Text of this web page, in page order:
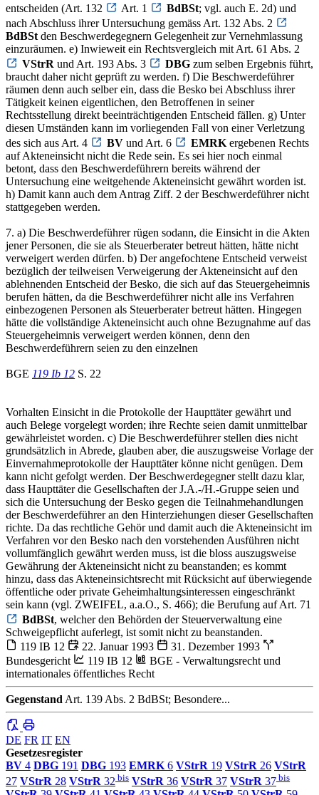
entscheiden (Art. 132
Art. 1 BdBSt; vgl. auch E. 2d) und
nach Abschluss ihrer Untersuchung gemäss Art. 132 Abs. 2
BdBSt den Beschwerdegegnern Gelegenheit zur Vernehmlassung
einzuräumen. e) Inwieweit ein Rechtsvergleich mit Art. 61 Abs. 2
VStrR und Art. 193 Abs. 3 DBG zum selben Ergebnis führt,
braucht daher nicht geprüft zu werden. f) Die Beschwerdeführer
räumen denn auch selber ein, dass die Besko bei Abschluss ihrer
Tätigkeit keinen eigentlichen, den Betroffenen in seiner
Rechtsstellung direkt beeinträchtigenden Entscheid fällen. g) Unter
diesen Umständen kann im vorliegenden Fall von einer Verletzung
des sich aus Art. 4
BV und Art. 6 EMRK ergebenen Rechts
auf Akteneinsicht nicht die Rede sein. Es sei hier noch einmal
betont, dass den Beschwerdeführern bereits während der
Untersuchung eine weitgehende Akteneinsicht gewährt worden ist.
h) Damit kann auch dem Antrag Ziff. 2 der Beschwerdeführer nicht
stattgegeben werden.
7. a) Die Beschwerdeführer rügen sodann, die Einsicht in die Akten
jener Personen, die sie als Steuerberater betreut hätten, hätte nicht
verweigert werden dürfen. b) Der angefochtene Entscheid verweist
bezüglich der teilweisen Verweigerung der Akteneinsicht auf den
ablehnenden Entscheid der Besko, die sich auf das Steuergeheimnis
berufen hätten, da die Beschwerdeführer nicht alle ins Verfahren
einbezogenen Personen als Steuerberater betreut hätten. Hingegen
hätte die vollständige Akteneinsicht auch ohne Bezugnahme auf das
Steuergeheimnis verweigert werden können, denn den
Beschwerdeführern seien zu den einzelnen
BGE 119 Ib 12 S. 22
Vorhalten Einsicht in die Protokolle der Haupttäter gewährt und
auch Belege vorgelegt worden; ihre Rechte seien damit unmittelbar
gewährleistet worden. c) Die Beschwerdeführer stellen dies nicht
grundsätzlich in Abrede, glauben aber, die auszugsweise Vorlage der
Einvernahmeprotokolle der Haupttäter könne nicht genügen. Dem
kann nicht gefolgt werden. Der Beschwerdegegner stellt dazu klar,
dass Haupttäter die Gesellschaften der J.A.-/H.-Gruppe seien und
sich die Untersuchung der Besko gegen die Teilnahmehandlungen
der Beschwerdeführer an den Hinterziehungen dieser Gesellschaften
richte. Da das rechtliche Gehör und damit auch die Akteneinsicht im
Verfahren vor den Besko nach den vorstehenden Ausführen nicht
vollumfänglich gewährt werden muss, ist die bloss auszugsweise
Gewährung der Akteneinsicht nicht zu beanstanden; es kommt
hinzu, dass das Akteneinsichtsrecht mit Rücksicht auf überwiegende
öffentliche oder private Geheimhaltungsinteressen eingeschränkt
sein kann (vgl. ZWEIFEL, a.a.O., S. 466); die Berufung auf Art. 71
BdBSt, welcher den Behörden der Steuerverwaltung eine
Schweigepflicht auferlegt, ist somit nicht zu beanstanden.
119 IB 12
22. Januar 1993
31. Dezember 1993
Bundesgericht
119 IB 12
BGE - Verwaltungsrecht und
internationales öffentliches Recht
Gegenstand Art. 139 Abs. 2 BdBSt; Besondere...
DE FR IT EN
Gesetzesregister
BV 4 DBG 191 DBG 193 EMRK 6 VStrR 19 VStrR 26 VStrR
27 VStrR 28 VStrR 32 bis VStrR 36 VStrR 37 VStrR 37 bis